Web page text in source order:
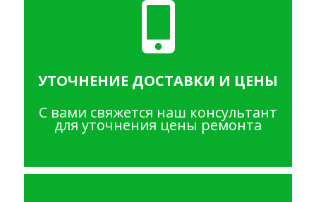
УТОЧНЕНИЕ ДОСТАВКИ И ЦЕНЫ
С вами свяжется наш консультант
для уточнения цены ремонта